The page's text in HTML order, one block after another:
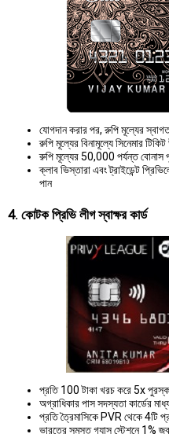
যোগদান করার পর, রুপি মূল্যের
রুপি মূল্যের বিনামূল্যে সিনেমার
রুপি মূল্যের 50,000 পর্যন্ত
ক্লাব ভিস্তারা এবং ট্রাইডেন্ট
পান
4. কোটক প্রিভি লীগ স্বাক্ষর কার্ড
প্রতি 100 টাকা খরচ করে 5x
অগ্রাধিকার পাস সদস্যতা কার্ডের
প্রতি ত্রৈমাসিকে PVR থেকে 4টি
ভারতের সমস্ত গ্যাস স্টেশনে 1%